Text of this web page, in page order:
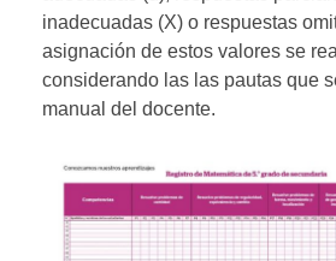
inadecuadas (X) o respuestas
asignación de estos valores se
considerando las las pautas que
manual del docente.